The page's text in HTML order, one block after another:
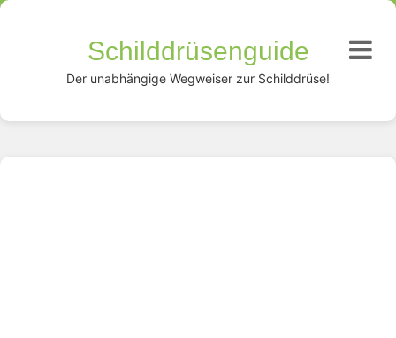
Schilddrüsenguide
Der unabhängige Wegweiser zur Schilddrüse!